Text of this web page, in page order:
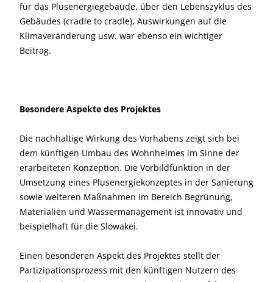
für das Plusenergiegebäude, über den Lebenszyklus des
Gebäudes (cradle to cradle), Auswirkungen auf die
Klimaveränderung usw. war ebenso ein wichtiger
Beitrag.
Besondere Aspekte des Projektes
Die nachhaltige Wirkung des Vorhabens zeigt sich bei
dem künftigen Umbau des Wohnheimes im Sinne der
erarbeiteten Konzeption. Die Vorbildfunktion in der
Umsetzung eines Plusenergiekonzeptes in der Sanierung
sowie weiteren Maßnahmen im Bereich Begrünung,
Materialien und Wassermanagement ist innovativ und
beispielhaft für die Slowakei.
Einen besonderen Aspekt des Projektes stellt der
Partizipationsprozess mit den künftigen Nutzern des